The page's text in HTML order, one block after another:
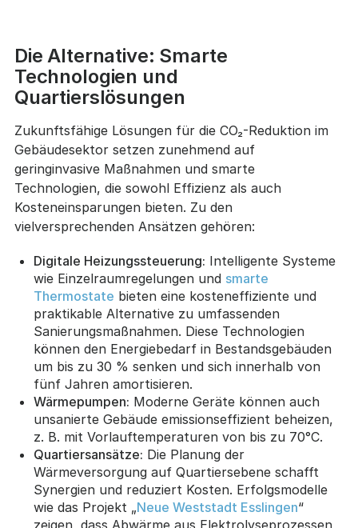
Die Alternative: Smarte
Technologien und
Quartierslösungen
Zukunftsfähige Lösungen für die CO₂-Reduktion im
Gebäudesektor setzen zunehmend auf
geringinvasive Maßnahmen und smarte
Technologien, die sowohl Effizienz als auch
Kosteneinsparungen bieten. Zu den
vielversprechenden Ansätzen gehören:
Digitale Heizungssteuerung: Intelligente Systeme
wie Einzelraumregelungen und smarte
Thermostate bieten eine kosteneffiziente und
praktikable Alternative zu umfassenden
Sanierungsmaßnahmen. Diese Technologien
können den Energiebedarf in Bestandsgebäuden
um bis zu 30 % senken und sich innerhalb von
fünf Jahren amortisieren.
Wärmepumpen: Moderne Geräte können auch
unsanierte Gebäude emissionseffizient beheizen,
z. B. mit Vorlauftemperaturen von bis zu 70°C.
Quartiersansätze: Die Planung der
Wärmeversorgung auf Quartiersebene schafft
Synergien und reduziert Kosten. Erfolgsmodelle
wie das Projekt „Neue Weststadt Esslingen“
zeigen, dass Abwärme aus Elektrolyseprozessen